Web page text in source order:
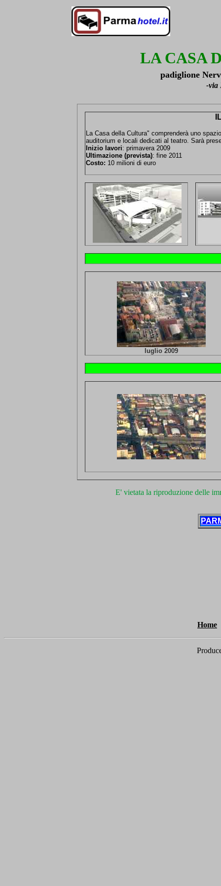
LA CASA
padiglione
-via
La Casa della Cultura" comprenderà uno
auditorium e locali dedicati al teatro. Sarà
Inizio lavori: primavera 2009
Ultimazione (prevista): fine 2011
Costo: 10 milioni di euro
luglio 2009
E' vietata la riproduzione delle
Home